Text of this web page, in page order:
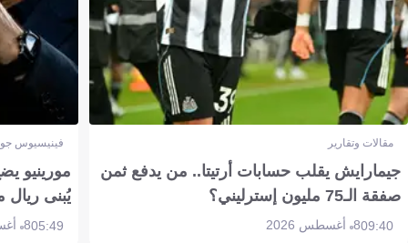
مقالات وتقارير
جيمارايش يقلب حسابات أرتيتا.. من يدفع ثمن
صفقة الـ75 مليون إسترليني؟
09:408 أغسطس 2026
فينيسيوس
مورينيو
يُبنى ريال
05:498 أغسطس 2026